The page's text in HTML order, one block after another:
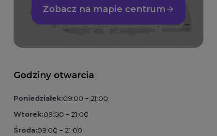
Zobacz na mapie centrum
Godziny otwarcia
Poniedziałek:09:00 – 21:00
Wtorek:09:00 – 21:00
Środa:09:00 – 21:00